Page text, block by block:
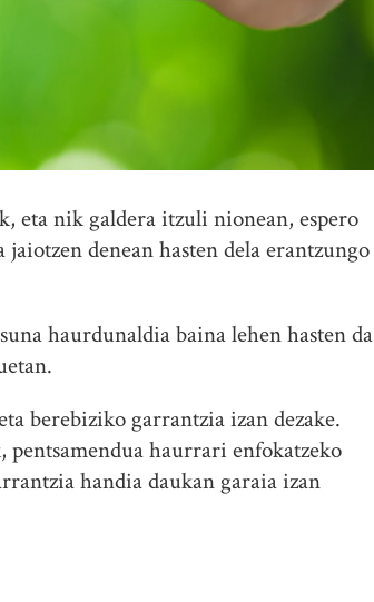
eta nik galdera itzuli nionean, espero
denean hasten dela erantzungo
haurdunaldia baina lehen hasten da
berebiziko garrantzia izan dezake.
haurrari enfokatzeko
handia daukan garaia izan